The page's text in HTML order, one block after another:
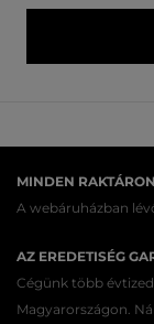
MINDEN RAKTÁRON
A webáruházban
AZ EREDETISÉG
Cégünk több
Magyarországon.